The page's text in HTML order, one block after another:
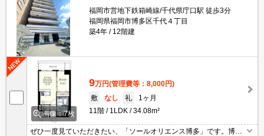
福岡市営地下鉄箱崎線/千代県庁口駅 徒歩3分
福岡県福岡市博多区千代４丁目
築4年
12階建
画像：7枚
9万円(管理費等：8,000円)
敷
なし 礼
1ヶ月
11階
1LDK 34.08m²
ぜひ一度見ていただきたい、「ソールオリエンス博多」です。博多